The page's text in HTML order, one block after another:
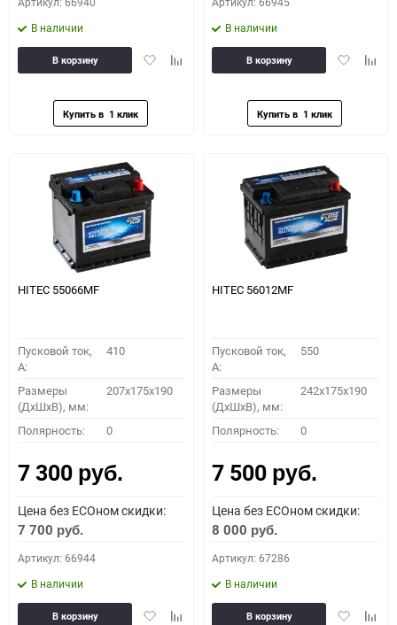
В наличии
ДобавитьДобавить
В корзину
В наличии
Добавить
В корзину
HITEC 55066MF
Пусковой ток,
A:
410
Размеры
(ДхШхВ), мм:
207x175x190
Полярность: 0
7 300 руб.
Цена без ECOном скидки:
7 700 руб.
Артикул: 66944
В наличии
ДобавитьДобавить
В корзину
HITEC 56012MF
Пусковой ток,
A:
550
Размеры
(ДхШхВ), мм:
242x175x190
Полярность: 0
7 500 руб.
Цена без ECOном скидки:
8 000 руб.
Артикул: 67286
В наличии
Добавить
В корзину